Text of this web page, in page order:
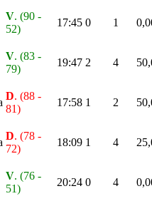
V. (90 -
52)
17:45 0 1
V. (83 -
79)
19:47 2 4
D. (88 -
81)
17:58 1 2
D. (78 -
72)
18:09 1 4
V. (76 -
51)
20:24 0 4